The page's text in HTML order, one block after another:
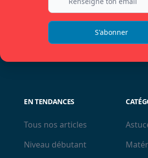
S'abonner
EN TENDANCES
Tous nos articles
Niveau débutant